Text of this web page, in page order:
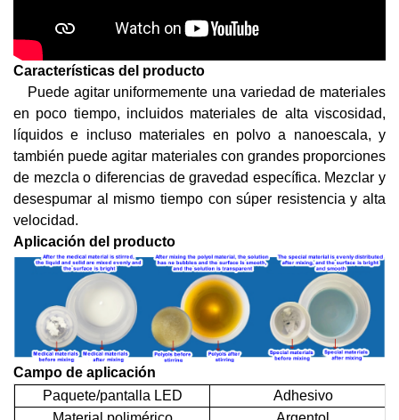
Características del producto
Puede agitar uniformemente una variedad de materiales
en poco tiempo, incluidos materiales de alta viscosidad,
líquidos e incluso materiales en polvo a nanoescala, y
también puede agitar materiales con grandes proporciones
de mezcla o diferencias de gravedad específica. Mezclar y
desespumar al mismo tiempo con súper resistencia y alta
velocidad.
Aplicación del producto
Campo de aplicación
Paquete/pantalla LED
Adhesivo